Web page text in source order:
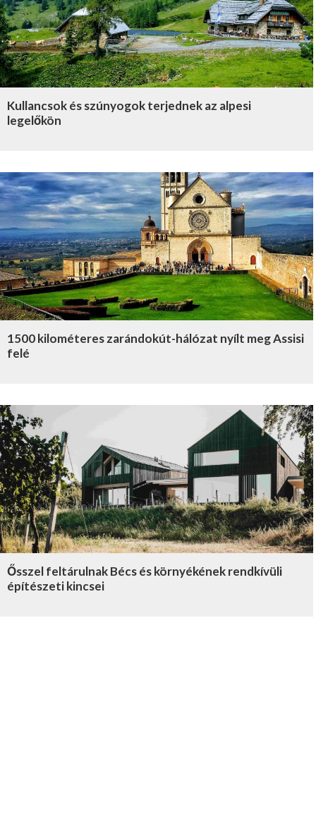
Kullancsok és szúnyogok terjednek az alpesi
legelőkön
1500 kilométeres zarándokút-hálózat nyílt meg Assisi
felé
Ősszel feltárulnak Bécs és környékének rendkívüli
építészeti kincsei